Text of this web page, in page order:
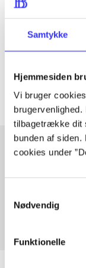
Samtykke
Hjemmesiden
Vi bruger
tilbagetrække dit
bunden af
cookies under
Nødvendig
Funktionelle